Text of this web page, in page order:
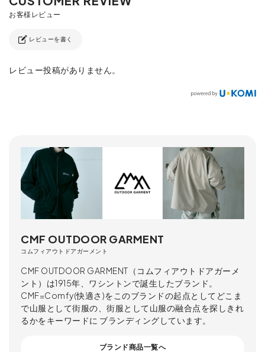
レビューを書く
レビュー投稿がありません。
CMF OUTDOOR GARMENT
コムフィアウトドアガーメント
CMF OUTDOOR GARMENT（コムフィアウトドアガーメ
ント）は1915年、ワシントンで誕生したブランド。
CMF=Comfy(快適さ)をこのブランドの起点としてどこま
で山服として街服の、街服として山服の融合点を探しきれ
るかをキーワードに ブランディングしています。
ブランド商品一覧へ